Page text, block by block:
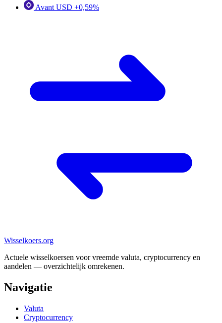
Avant USD +0,59%
Wisselkoers.org
Actuele wisselkoersen voor vreemde valuta, cryptocurrency en
aandelen — overzichtelijk omrekenen.
Navigatie
Valuta
Cryptocurrency